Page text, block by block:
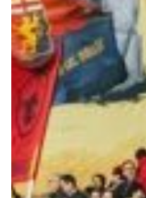
Accessori
Party
Outlet
Caffè Boasi x Genoa